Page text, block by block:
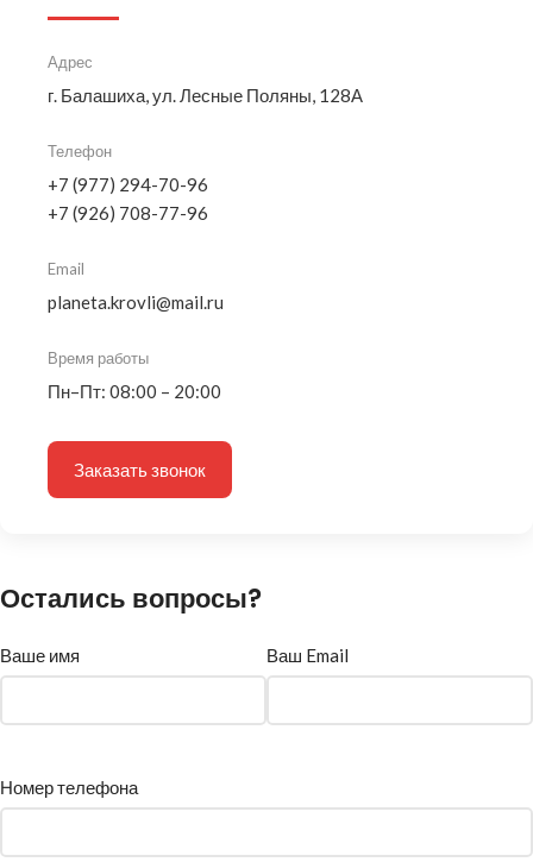
Адрес
г. Балашиха, ул. Лесные Поляны, 128А
Телефон
+7 (977) 294-70-96
+7 (926) 708-77-96
Email
planeta.krovli@mail.ru
Время работы
Пн–Пт: 08:00 – 20:00
Заказать звонок
Остались вопросы?
Ваше имя Ваш Email
Номер телефона